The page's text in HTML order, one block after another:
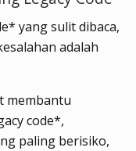
yang sulit dibaca,
adalah
membantu
code*,
paling berisiko,